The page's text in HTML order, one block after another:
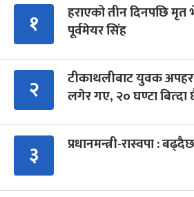
१
हराएको तीन दिनपछि
पूर्वमेयर सिंह
२
टीकाथलीबाट युवक
लगेर गए, २० घण्टा बित्दा
३ प्रधानमन्त्री-रास्वपा :